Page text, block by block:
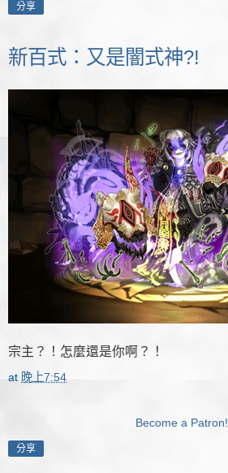
分享
新百式：又是闇式神?!
宗主？！怎麼還是你啊？！
at 晚上7:54
Become a Patron!
分享